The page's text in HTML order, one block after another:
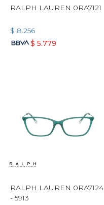
RALPH LAUREN 0RA7121
$ 8.256
$ 5.779
RALPH LAUREN 0RA7124
- 5913